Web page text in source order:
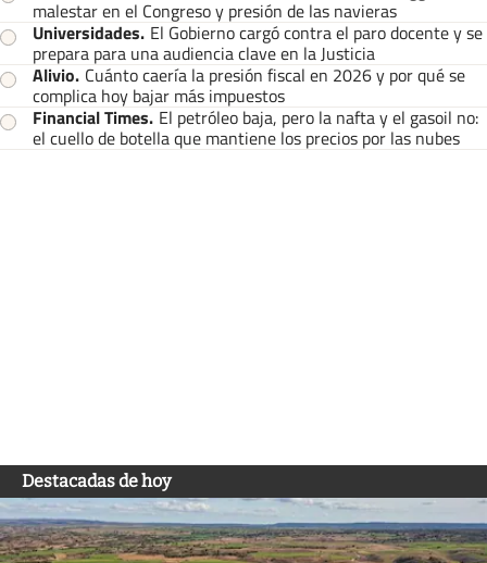
malestar en el Congreso y presión de las navieras
Universidades. El Gobierno cargó contra el paro docente y se
prepara para una audiencia clave en la Justicia
Alivio. Cuánto caería la presión fiscal en 2026 y por qué se
complica hoy bajar más impuestos
Financial Times. El petróleo baja, pero la nafta y el gasoil no:
el cuello de botella que mantiene los precios por las nubes
Destacadas de hoy